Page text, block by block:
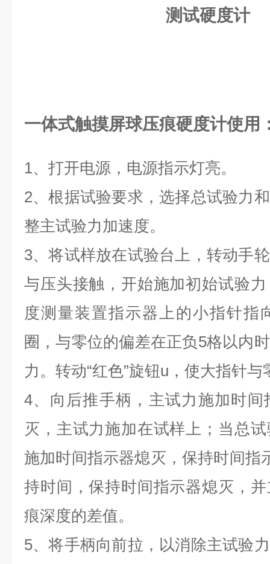
一体式触摸屏球压痕硬度计使用
1、打开电源，电源指示灯亮。
2、根据试验要求，选择总试验力
整主试验力加速度。
3、将试样放在试验台上，转动手
与压头接触，开始施加初始试验
度测量装置指示器上的小指针指
圈，与零位的偏差在正负5格以内
力。转动“红色”旋钮u，使大指针与
4、向后推手柄，主试力施加时
灭，主试力施加在试样上；当总
施加时间指示器熄灭，保持时间指
持时间，保持时间指示器熄灭，
痕深度的差值。
5、将手柄向前拉，以消除主试验